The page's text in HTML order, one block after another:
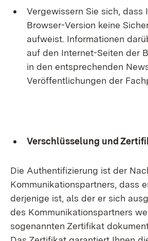
Vergewissern Sie sich, dass
Browser-Version keine
aufweist. Informationen
auf den Internet-Seiten der
in den entsprechenden
Veröffentlichungen der
Verschlüsselung und
Die Authentifizierung ist der
Kommunikationspartners, dass
derjenige ist, als der er sich
des Kommunikationspartners
sogenannten Zertifikat